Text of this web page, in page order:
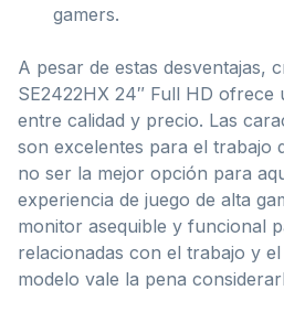
gamers.
A pesar de estas desventajas,
SE2422HX 24″ Full HD ofrece
entre calidad y precio. Las
son excelentes para el trabajo
no ser la mejor opción para
experiencia de juego de alta
monitor asequible y funcional
relacionadas con el trabajo y
modelo vale la pena